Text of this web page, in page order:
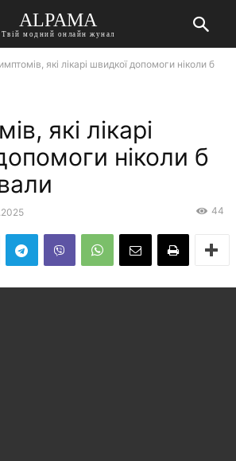
ALPAMA
Твій модний онлайн жунал
які лікарі швидкої допомоги ніколи б
які лікарі
ніколи б
44